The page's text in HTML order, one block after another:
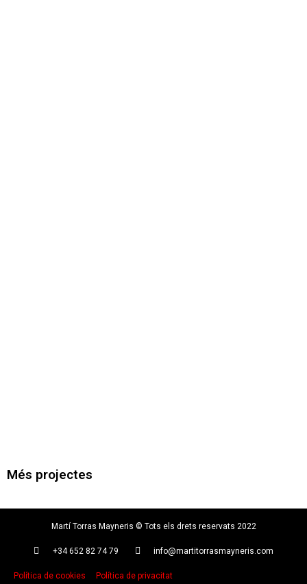
Més projectes
Martí Torras Mayneris © Tots els drets reservats 2022
+34 652 82 74 79 info@martitorrasmayneris.com
Política de cookies Política de privacitat